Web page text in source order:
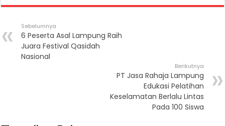
Sebelumnya
6 Peserta Asal Lampung Raih
Juara Festival Qasidah
Nasional
Berikutnya
PT Jasa Rahaja Lampung
Edukasi Pelatihan
Keselamatan Berlalu Lintas
Pada 100 Siswa